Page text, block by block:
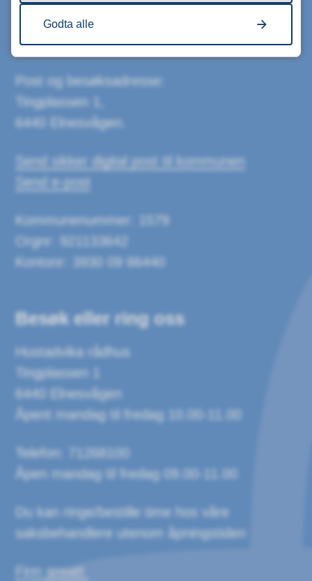
Skriv til oss
Post og besøksadresse:
Tingplassen 1,
6440 Elnesvågen.
Send sikker digital post til kommunen
Send e-post
Kommunenummer: 1579
Orgnr: 921133642
Kontonr: 3930 09 86440
Besøk eller ring oss
Hustadvika rådhus
Tingplassen 1
6440 Elnesvågen
Åpent mandag til fredag 10.00-11.00
Telefon: 71268100
Åpen mandag til fredag 09.00-11.00
Du kan ringe/bestille time hos våre
saksbehandlere utenom åpningstiden
Finn ansatt
Godta alle